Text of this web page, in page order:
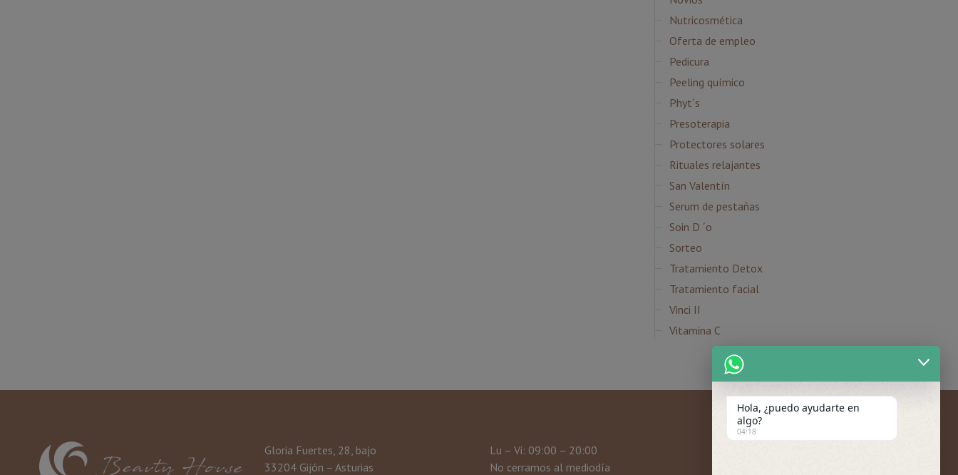
Nutricosmética
Oferta de empleo
Pedicura
Peeling químico
Phyt´s
Presoterapia
Protectores solares
Rituales relajantes
San Valentín
Serum de pestañas
Soin D ´o
Sorteo
Tratamiento Detox
Tratamiento facial
Vinci II
Vitamina C
Gloria Fuertes, 28, bajo
33204 Gijón – Asturias
Lu – Vi: 09:00 – 20:00
No cerramos al mediodía
Hola, ¿puedo ayudarte en
algo?
04:18